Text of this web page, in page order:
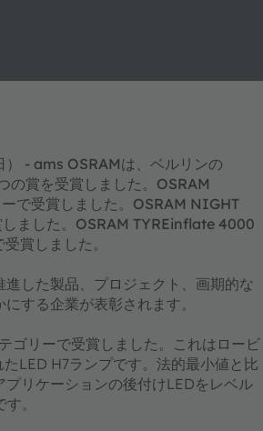
- ams OSRAMは、ベルリンの
賞を受賞しました。OSRAM
で受賞しました。OSRAM NIGHT
ました。OSRAM TYREinflate 4000
賞しました。
した製品、プロジェクト、画期的な
する企業が表彰されます。
ゴリーで受賞しました。これはロービ
LED H7ランプです。法的最小値と比
リケーションの後付けLEDをレベル
。